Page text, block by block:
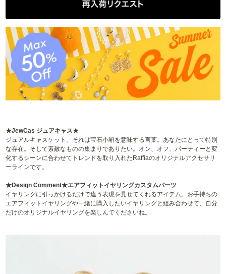
★JewCas ジュアキャス★
ジュアルキャスケット、それは宝石小箱を意味する言葉。あなたにとって特別
な存在。そして素敵なものの集まりでありたい。オン、オフ、パーティーと変
化するシーンに合わせてトレンドを取り入れたRaffiaのオリジナルアクセサリ
ーラインです。
★Design Comment★エアフィットイヤリングカスタムパーツ
イヤリングに引っかけるだけで違う表現を見せてくれるアイテム。お手持ちの
エアフィットイヤリングや一緒に購入したいイヤリングと組み合わせて、自分
だけのオリジナルイヤリングを楽しんでくださいね。